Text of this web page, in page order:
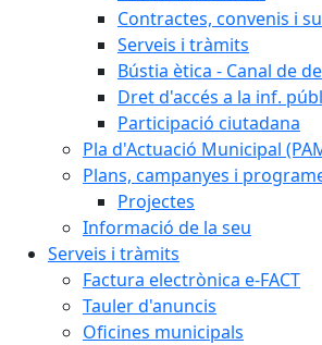
Contractes, convenis i
Serveis i tràmits
Bústia ètica - Canal de
Dret d'accés a la inf.
Participació ciutadana
Pla d'Actuació Municipal
Plans, campanyes i
Projectes
Informació de la seu
Serveis i tràmits
Factura electrònica e-FACT
Tauler d'anuncis
Oficines municipals